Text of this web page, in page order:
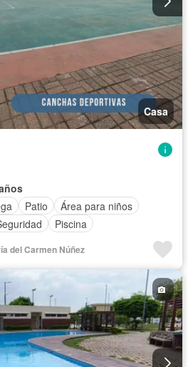
Casa
Patio
Área para niños
Piscina
del Carmen Núñez